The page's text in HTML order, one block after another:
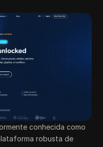
conhecida como
robusta de